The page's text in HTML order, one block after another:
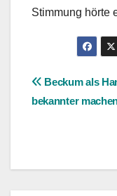
Stimmung hörte
Beckum als
bekannter